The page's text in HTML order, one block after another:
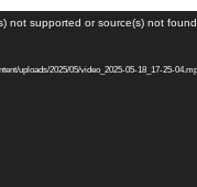
not supported or source(s) not found